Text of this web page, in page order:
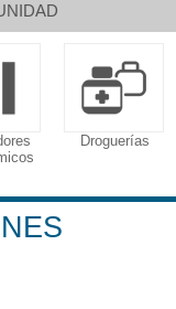
Notarías